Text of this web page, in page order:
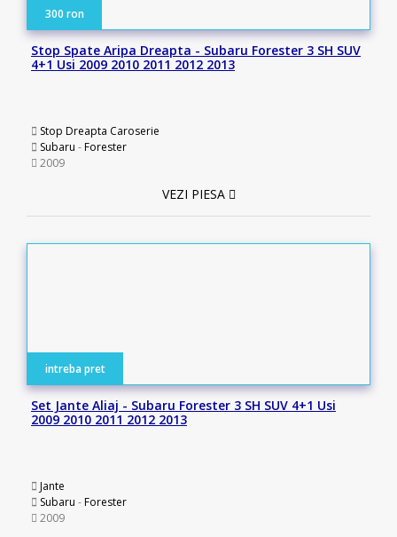
300 ron
Stop Spate Aripa Dreapta - Subaru Forester 3 SH SUV
4+1 Usi 2009 2010 2011 2012 2013
Stop Dreapta Caroserie
Subaru -Forester
2009
VEZI PIESA
intreba pret
Set Jante Aliaj - Subaru Forester 3 SH SUV 4+1 Usi
2009 2010 2011 2012 2013
Jante
Subaru -Forester
2009